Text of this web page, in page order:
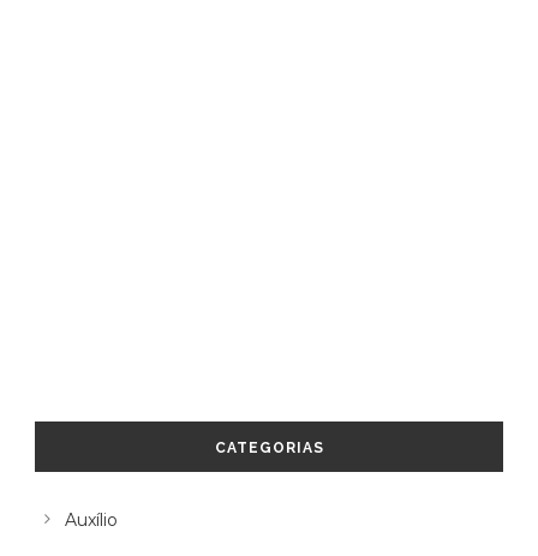
CATEGORIAS
Auxílio